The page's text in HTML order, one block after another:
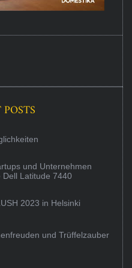
und Unternehmen
Dell Latitude 7440
2023 in Helsinki
und Trüffelzauber